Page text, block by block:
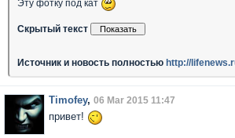
Эту фотку под кат
Скрытый текст
Источник и новость полностью http://
Timofey, 06 Mar 2015 11:47
привет!